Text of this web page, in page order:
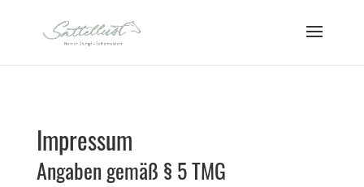
Impressum
Angaben gemäß § 5 TMG